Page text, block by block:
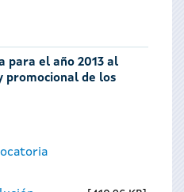
para el año 2013 al
promocional de los